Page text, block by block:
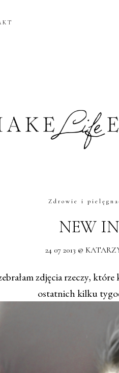
Zdrowie i
NEW IN
24 07 2013 @
zdjęcia rzeczy,
ostatnich kilku